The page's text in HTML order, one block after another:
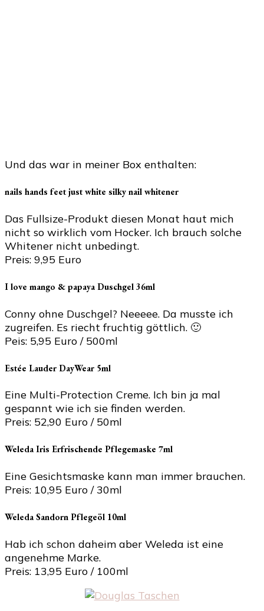
Und das war in meiner Box enthalten:
nails hands feet just white silky nail whitener
Das Fullsize-Produkt diesen Monat haut mich
nicht so wirklich vom Hocker. Ich brauch solche
Whitener nicht unbedingt.
Preis: 9,95 Euro
I love mango & papaya Duschgel 36ml
Conny ohne Duschgel? Neeeee. Da musste ich
zugreifen. Es riecht fruchtig göttlich. 🙂
Peis: 5,95 Euro / 500ml
Estée Lauder DayWear 5ml
Eine Multi-Protection Creme. Ich bin ja mal
gespannt wie ich sie finden werden.
Preis: 52,90 Euro / 50ml
Weleda Iris Erfrischende Pflegemaske 7ml
Eine Gesichtsmaske kann man immer brauchen.
Preis: 10,95 Euro / 30ml
Weleda Sandorn Pflegeöl 10ml
Hab ich schon daheim aber Weleda ist eine
angenehme Marke.
Preis: 13,95 Euro / 100ml